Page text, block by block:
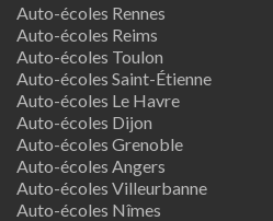
Auto-écoles Rennes
Auto-écoles Reims
Auto-écoles Toulon
Auto-écoles Saint-Étienne
Auto-écoles Le Havre
Auto-écoles Dijon
Auto-écoles Grenoble
Auto-écoles Angers
Auto-écoles Villeurbanne
Auto-écoles Nîmes